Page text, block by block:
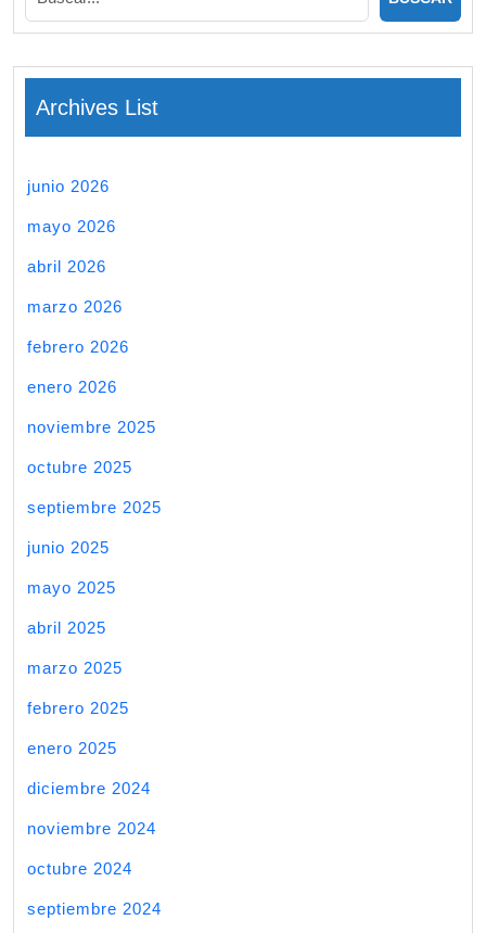
Archives List
junio 2026
mayo 2026
abril 2026
marzo 2026
febrero 2026
enero 2026
noviembre 2025
octubre 2025
septiembre 2025
junio 2025
mayo 2025
abril 2025
marzo 2025
febrero 2025
enero 2025
diciembre 2024
noviembre 2024
octubre 2024
septiembre 2024